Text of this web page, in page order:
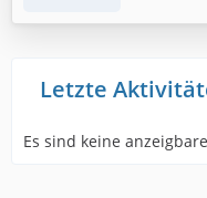
Letzte
Es sind keine